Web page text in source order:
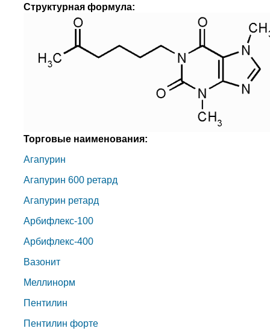
Структурная формула:
Торговые наименования:
Агапурин
Агапурин 600 ретард
Агапурин ретард
Арбифлекс-100
Арбифлекс-400
Вазонит
Меллинорм
Пентилин
Пентилин форте